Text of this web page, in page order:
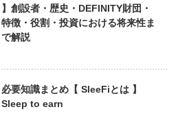
】創設者・歴史・DEFINITY財団・
特徴・役割・投資における将来性ま
で解説
必要知識まとめ【 SleeFiとは 】
Sleep to earn